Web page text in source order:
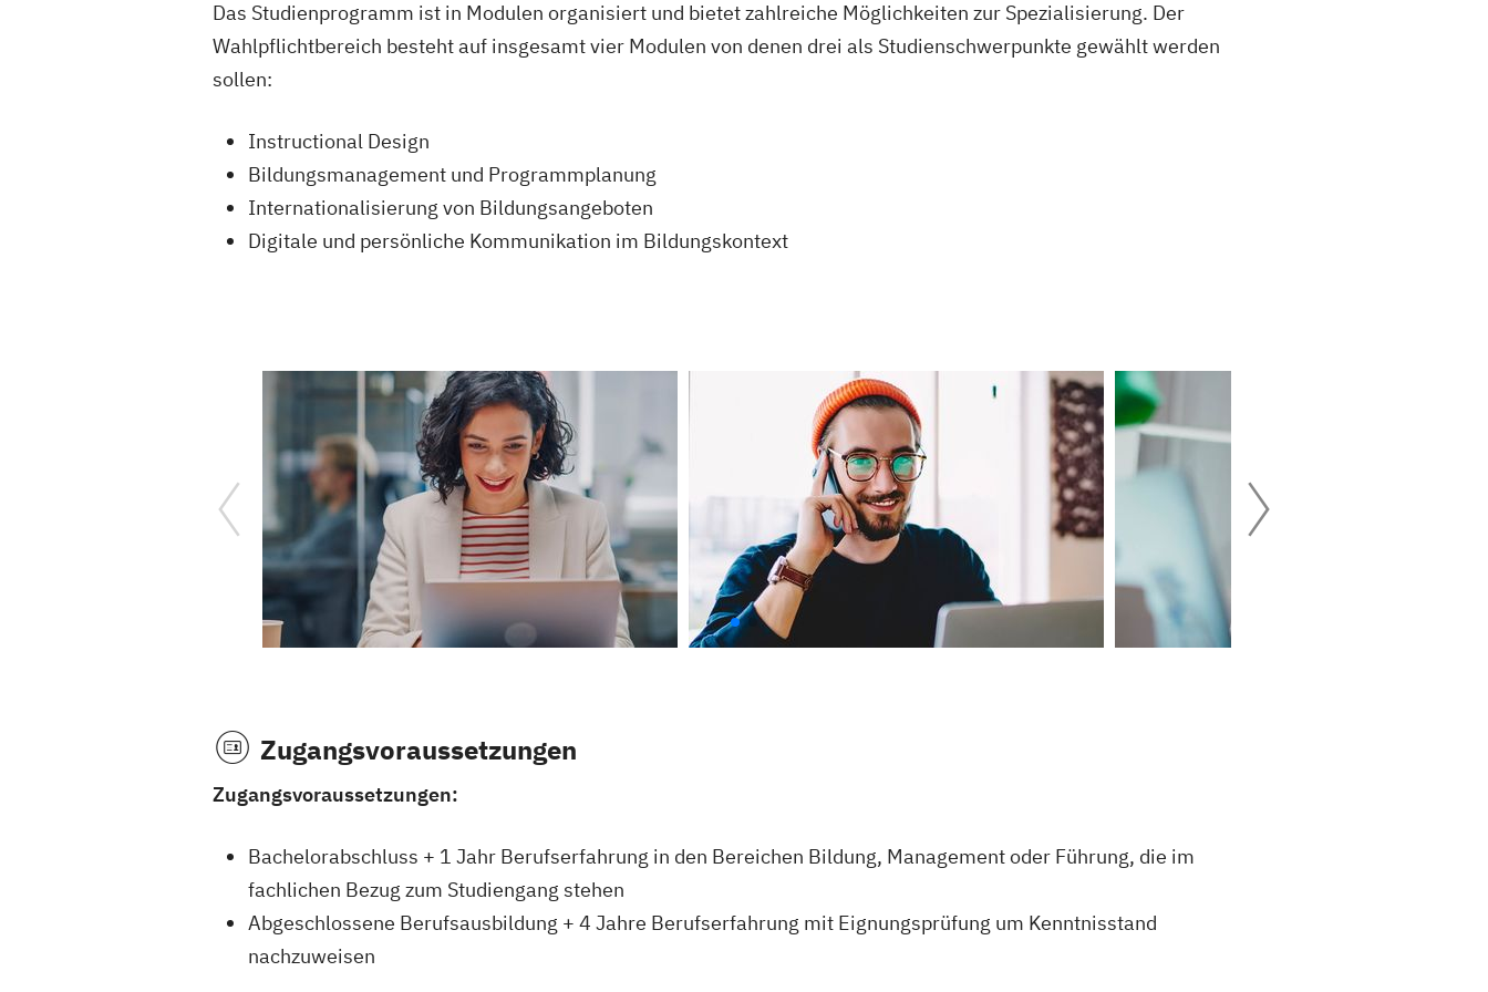
Das Studienprogramm ist in Modulen organisiert und bietet zahlreiche Möglichkeiten zur Spezialisierung. Der
Wahlpflichtbereich besteht auf insgesamt vier Modulen von denen drei als Studienschwerpunkte gewählt werden
sollen:
Instructional Design
Bildungsmanagement und Programmplanung
Internationalisierung von Bildungsangeboten
Digitale und persönliche Kommunikation im Bildungskontext
Zugangsvoraussetzungen
Zugangsvoraussetzungen:
Bachelorabschluss + 1 Jahr Berufserfahrung in den Bereichen Bildung, Management oder Führung, die im
fachlichen Bezug zum Studiengang stehen
Abgeschlossene Berufsausbildung + 4 Jahre Berufserfahrung mit Eignungsprüfung um Kenntnisstand
nachzuweisen